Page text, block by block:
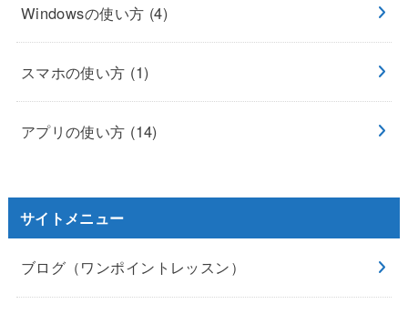
Windowsの使い方 (4)
スマホの使い方 (1)
アプリの使い方 (14)
サイトメニュー
ブログ（ワンポイントレッスン）